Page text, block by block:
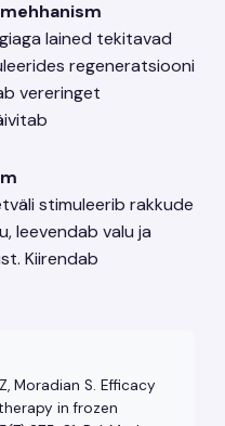
lained tekitavad
regeneratsiooni
vereringet
stimuleerib rakkude
leevendab valu ja
Kiirendab
Moradian S. Efficacy
in frozen